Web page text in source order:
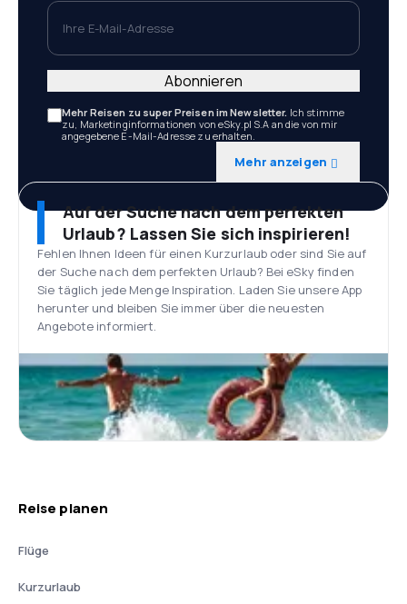
Ihre E-Mail-Adresse
Mehr Reisen zu super Preisen im Newsletter. Ich stimme
zu, Marketinginformationen von eSky.pl S.A an die von mir
angegebene E-Mail-Adresse zu erhalten.
Mehr anzeigen
Abonnieren
Auf der Suche nach dem perfekten
Urlaub? Lassen Sie sich inspirieren!
Fehlen Ihnen Ideen für einen Kurzurlaub oder sind Sie auf
der Suche nach dem perfekten Urlaub? Bei eSky finden
Sie täglich jede Menge Inspiration. Laden Sie unsere App
herunter und bleiben Sie immer über die neuesten
Angebote informiert.
Reise planen
Flüge
Kurzurlaub